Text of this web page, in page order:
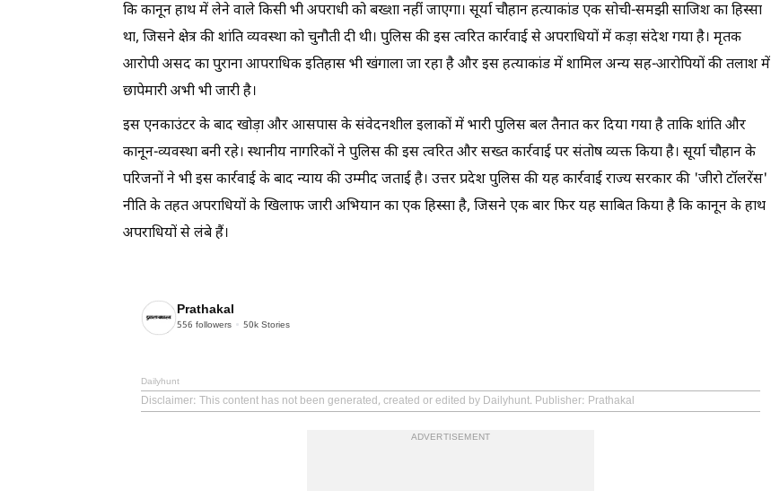
कि कानून हाथ में लेने वाले किसी भी अपराधी को बख्शा नहीं जाएगा। सूर्या चौहान हत्याकांड एक सोची-समझी साजिश का हिस्सा
था, जिसने क्षेत्र की शांति व्यवस्था को चुनौती दी थी। पुलिस की इस त्वरित कार्रवाई से अपराधियों में कड़ा संदेश गया है। मृतक
आरोपी असद का पुराना आपराधिक इतिहास भी खंगाला जा रहा है और इस हत्याकांड में शामिल अन्य सह-आरोपियों की तलाश में
छापेमारी अभी भी जारी है।
इस एनकाउंटर के बाद खोड़ा और आसपास के संवेदनशील इलाकों में भारी पुलिस बल तैनात कर दिया गया है ताकि शांति और
कानून-व्यवस्था बनी रहे। स्थानीय नागरिकों ने पुलिस की इस त्वरित और सख्त कार्रवाई पर संतोष व्यक्त किया है। सूर्या चौहान के
परिजनों ने भी इस कार्रवाई के बाद न्याय की उम्मीद जताई है। उत्तर प्रदेश पुलिस की यह कार्रवाई राज्य सरकार की 'जीरो टॉलरेंस'
नीति के तहत अपराधियों के खिलाफ जारी अभियान का एक हिस्सा है, जिसने एक बार फिर यह साबित किया है कि कानून के हाथ
अपराधियों से लंबे हैं।
Prathakal
556 followers 50k Stories
Dailyhunt
Disclaimer: This content has not been generated, created or edited by Dailyhunt. Publisher: Prathakal
ADVERTISEMENT